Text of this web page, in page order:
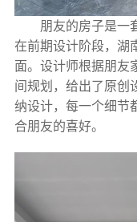
朋友的房子是一
在前期设计阶段，湖
面。设计师根据朋友
间规划，给出了原创
纳设计，每一个细节
合朋友的喜好。